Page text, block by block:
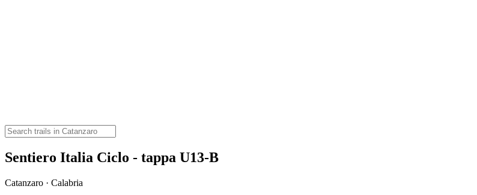
Sentiero Italia Ciclo - tappa U13-B
Catanzaro · Calabria